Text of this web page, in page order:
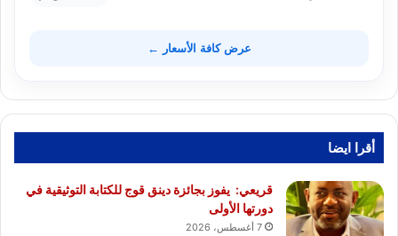
عرض كافة الأسعار ←
أقرا ايضا
قريعي: يفوز بجائزة دينق قوج للكتابة التوثيقية في
دورتها الأولى
7 أغسطس، 2026